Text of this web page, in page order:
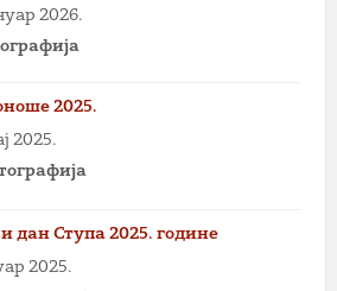
2026.
2025.
2025.
дан Ступа 2025. године
2025.